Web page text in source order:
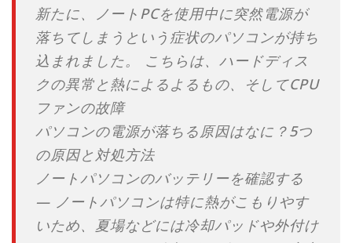
新たに、ノートPCを使用中に突然電源が
落ちてしまうという症状のパソコンが持ち
込まれました。 こちらは、ハードディス
クの異常と熱によるよるもの、そしてCPU
ファンの故障
パソコンの電源が落ちる原因はなに？5つ
の原因と対処方法
ノートパソコンのバッテリーを確認する
— ノートパソコンは特に熱がこもりやす
いため、夏場などには冷却パッドや外付け